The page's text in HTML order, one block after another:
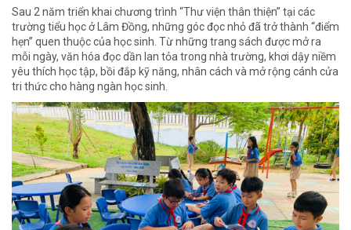
Sau 2 năm triển khai chương trình “Thư viện thân thiện” tại các
trường tiểu học ở Lâm Đồng, những góc đọc nhỏ đã trở thành “điểm
hẹn” quen thuộc của học sinh. Từ những trang sách được mở ra
mỗi ngày, văn hóa đọc dần lan tỏa trong nhà trường, khơi dậy niềm
yêu thích học tập, bồi đắp kỹ năng, nhân cách và mở rộng cánh cửa
tri thức cho hàng ngàn học sinh.